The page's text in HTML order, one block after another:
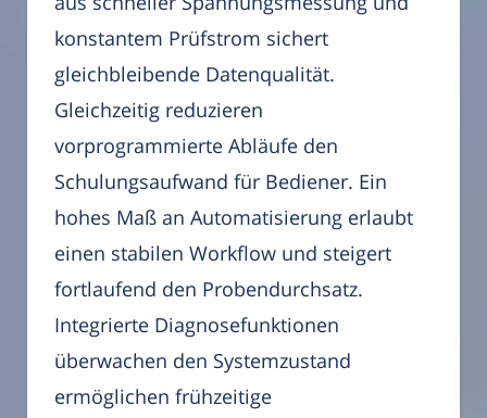
konstantem Prüfstrom sichert
gleichbleibende Datenqualität.
Gleichzeitig reduzieren
vorprogrammierte Abläufe den
Schulungsaufwand für Bediener. Ein
hohes Maß an Automatisierung erlaubt
einen stabilen Workflow und steigert
fortlaufend den Probendurchsatz.
Integrierte Diagnosefunktionen
überwachen den Systemzustand
ermöglichen frühzeitige